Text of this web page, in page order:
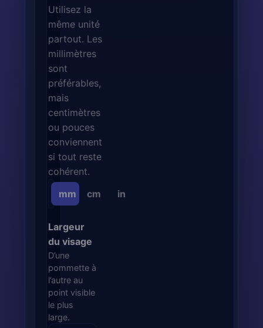
Utilisez la
même unité
partout. Les
millimètres
sont
préférables,
mais
centimètres
ou pouces
conviennent
si tout reste
cohérent.
mm
cm in
Largeur
du visage
D’une
pommette à
l’autre au
point visible
le plus
large.